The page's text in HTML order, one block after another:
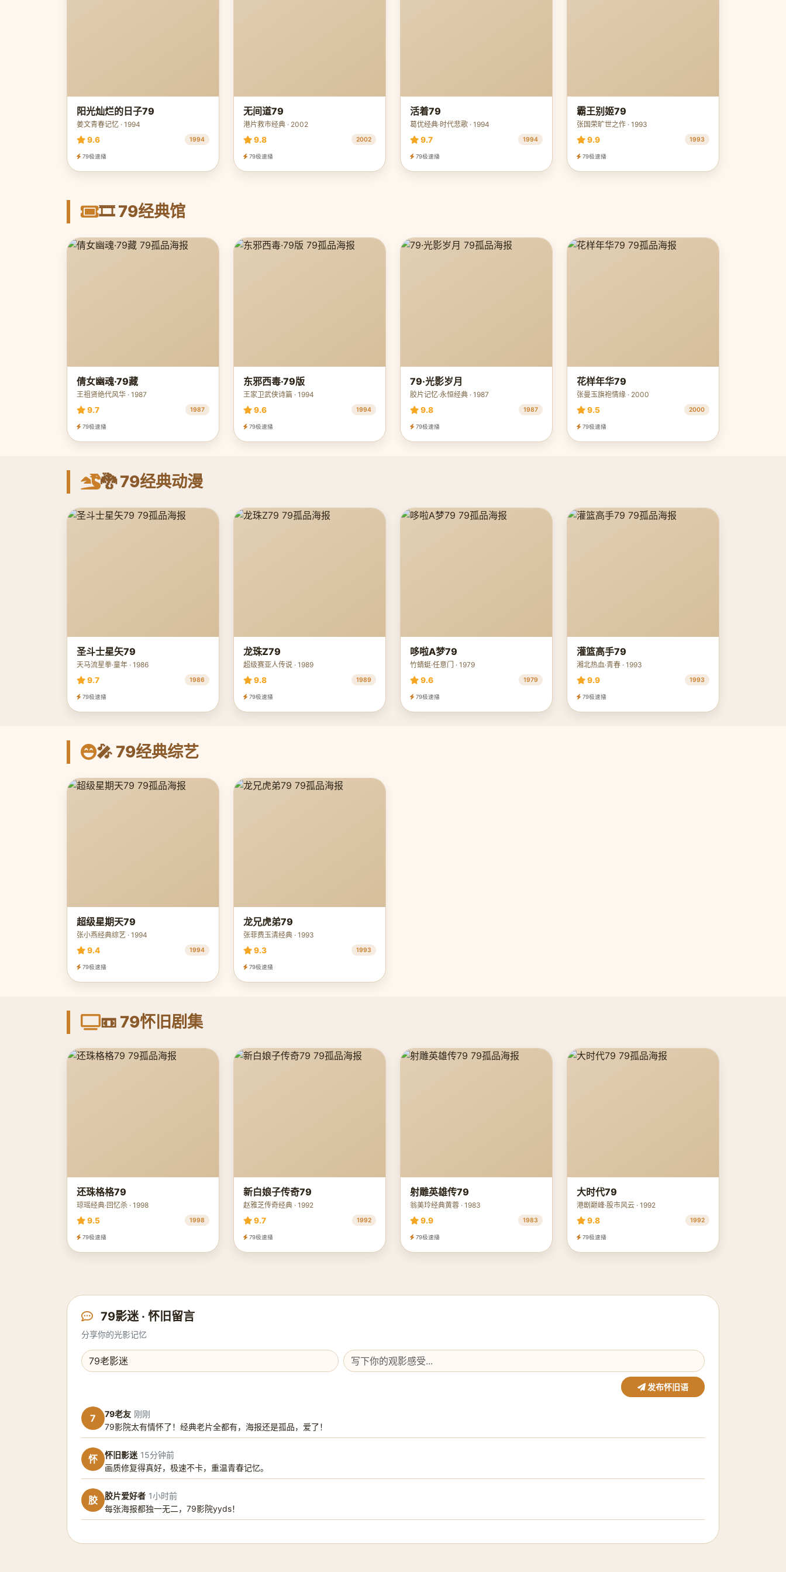
阳光灿烂的日子79
姜文青春记忆 · 1994
9.6 1994
79极速播
无间道79
港片救市经典 · 2002
9.8 2002
79极速播
活着79
葛优经典·时代悲歌 · 1994
9.7 1994
79极速播
霸王别姬79
张国荣旷世之作 · 1993
9.9 1993
79极速播
🎞️ 79经典馆
倩女幽魂·79藏
王祖贤绝代风华 · 1987
9.7 1987
79极速播
东邪西毒·79版
王家卫武侠诗篇 · 1994
9.6 1994
79极速播
79·光影岁月
胶片记忆·永恒经典 · 1987
9.8 1987
79极速播
花样年华79
张曼玉旗袍情缘 · 2000
9.5 2000
79极速播
🐉 79经典动漫
圣斗士星矢79
天马流星拳·童年 · 1986
9.7 1986
79极速播
龙珠Z79
超级赛亚人传说 · 1989
9.8 1989
79极速播
哆啦A梦79
竹蜻蜓·任意门 · 1979
9.6 1979
79极速播
灌篮高手79
湘北热血·青春 · 1993
9.9 1993
79极速播
🎤 79经典综艺
超级星期天79
张小燕经典综艺 · 1994
9.4 1994
79极速播
龙兄虎弟79
张菲费玉清经典 · 1993
9.3 1993
79极速播
📼 79怀旧剧集
还珠格格79
琼瑶经典·回忆杀 · 1998
9.5 1998
79极速播
新白娘子传奇79
赵雅芝传奇经典 · 1992
9.7 1992
79极速播
射雕英雄传79
翁美玲经典黄蓉 · 1983
9.9 1983
79极速播
大时代79
港剧巅峰·股市风云 · 1992
9.8 1992
79极速播
79影迷 · 怀旧留言
分享你的光影记忆
发布怀旧语
7 79老友 刚刚
79影院太有情怀了！经典老片全都有，海报还是孤品，爱了！
怀 怀旧影迷 15分钟前
画质修复得真好，极速不卡，重温青春记忆。
胶 胶片爱好者 1小时前
每张海报都独一无二，79影院yyds！